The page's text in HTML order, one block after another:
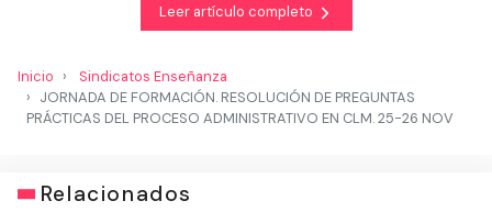
Leer artículo completo
Inicio
Sindicatos Enseñanza
JORNADA DE FORMACIÓN. RESOLUCIÓN DE PREGUNTAS
PRÁCTICAS DEL PROCESO ADMINISTRATIVO EN CLM. 25-26 NOV
Relacionados